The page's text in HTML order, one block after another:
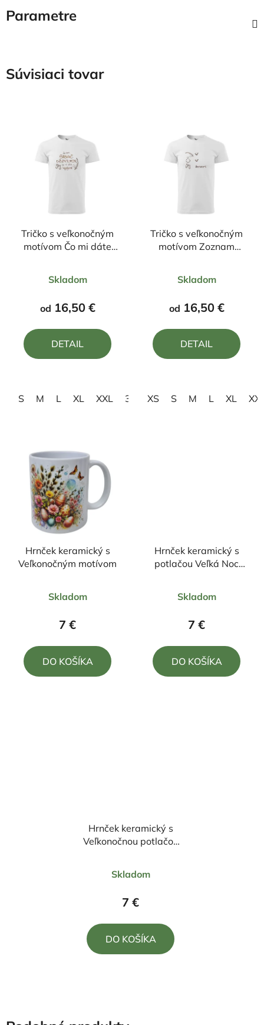
Parametre
Súvisiaci tovar
Tričko s veľkonočným
motívom Čo mi dáte
hodnotenie
produktu
je
5,0
z
Skladom
od 16,50 €
DETAIL
S M L XL XXL 3XL 4XL
Tričko s veľkonočným
motívom Zoznam
hodnotenie
produktu
je
5,0
z
Skladom
od 16,50 €
DETAIL
XS S M L XL
Hrnček keramický s
Veľkonočným motívom
hodnotenie
produktu
z
Skladom
7 €
DO KOŠÍKA
Hrnček keramický s
potlačou Veľká Noc
hodnotenie
produktu
z
Skladom
7 €
DO KOŠÍKA
Hrnček keramický s
Veľkonočnou potlačou
hodnotenie
produktu
5,0
z
Skladom
7 €
DO KOŠÍKA